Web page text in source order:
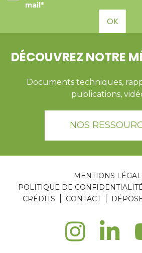
mail*
OK
DÉCOUVREZ NOTRE
Documents techniques,
publications,
NOS
MENTIONS
POLITIQUE DE
CRÉDITS
CONTACT